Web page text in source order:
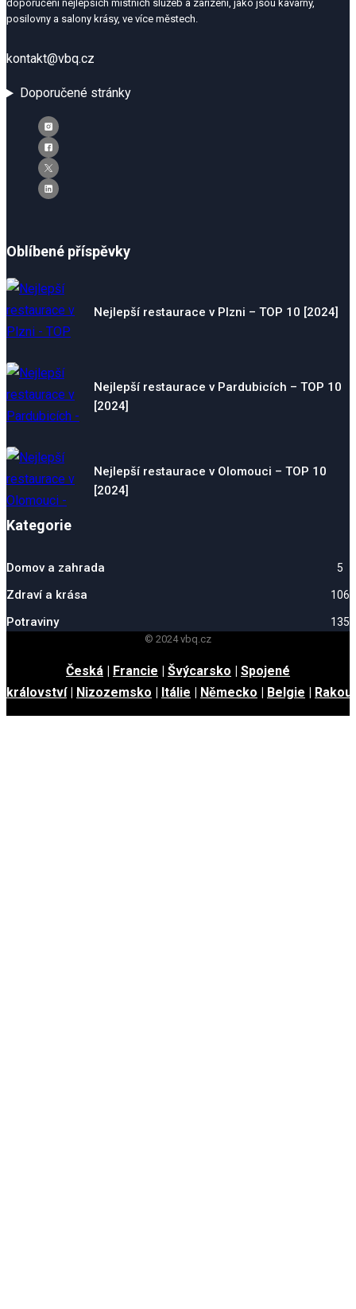
doporučení nejlepších místních služeb a zařízení, jako jsou kavárny,
posilovny a salony krásy, ve více městech.
kontakt@vbq.cz
Doporučené stránky
Oblíbené příspěvky
Nejlepší restaurace v Plzni – TOP 10 [2024]
Nejlepší restaurace v Pardubicích – TOP 10
[2024]
Nejlepší restaurace v Olomouci – TOP 10
[2024]
Kategorie
Domov a zahrada 5
Zdraví a krása 106
Potraviny 135
© 2024 vbq.cz
Česká Francie Švýcarsko
Spojené
království| Nizozemsko Itálie Německo Belgie